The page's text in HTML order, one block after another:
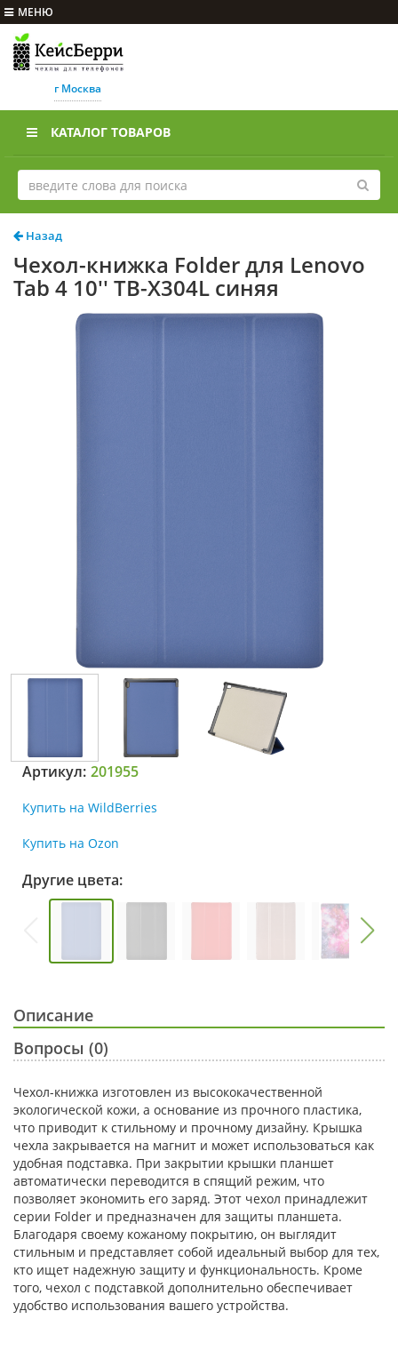
МЕНЮ
г Москва
КАТАЛОГ ТОВАРОВ
Назад
Чехол-книжка Folder для Lenovo
Tab 4 10'' TB-X304L синяя
Артикул: 201955
Купить на WildBerries
Купить на Ozon
Другие цвета:
Описание
Вопросы (0)
Чехол-книжка изготовлен из высококачественной
экологической кожи, а основание из прочного пластика,
что приводит к стильному и прочному дизайну. Крышка
чехла закрывается на магнит и может использоваться как
удобная подставка. При закрытии крышки планшет
автоматически переводится в спящий режим, что
позволяет экономить его заряд. Этот чехол принадлежит
серии Folder и предназначен для защиты планшета.
Благодаря своему кожаному покрытию, он выглядит
стильным и представляет собой идеальный выбор для тех,
кто ищет надежную защиту и функциональность. Кроме
того, чехол с подставкой дополнительно обеспечивает
удобство использования вашего устройства.